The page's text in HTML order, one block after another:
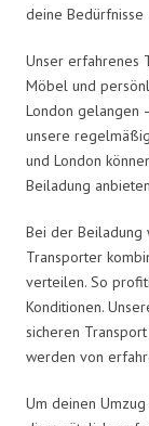
deine Bedürfnisse
Unser erfahrenes
Möbel und
London gelangen
unsere
und London
Beiladung
Bei der Beiladung
Transporter
verteilen. So
Konditionen.
sicheren
werden von
Um deinen